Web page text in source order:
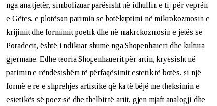
nga ana tjetër, simbolizuar parësisht në idhullin e tij për veprën
e Gëtes, e plotëson parimin se botëkuptimi në mikrokozmosin e
krijimit dhe formimit poetik dhe në makrokozmosin e jetës së
Poradecit, është i ndikuar shumë nga Shopenhaueri dhe kultura
gjermane. Edhe teoria Shopenhauerit për artin, kryesisht në
parimin e rëndësishëm të përfaqësimit estetik të botës, si një
formë e re e shprehjes artistike që ka të bëjë me theksimin e
estetikës së poezisë dhe thelbit të artit, gjen mjaft analogji dhe